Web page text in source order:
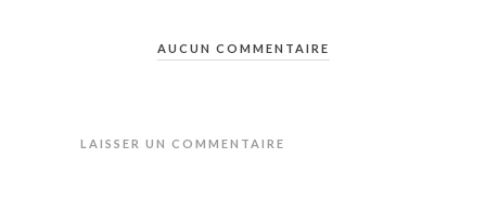
AUCUN COMMENTAIRE
LAISSER UN COMMENTAIRE